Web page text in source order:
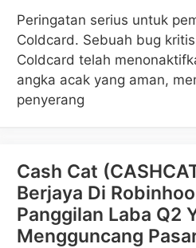
Peringatan serius untuk
Coldcard. Sebuah bug
Coldcard telah
angka acak yang aman,
penyerang
Cash Cat
Berjaya Di
Panggilan Laba Q2
Mengguncang